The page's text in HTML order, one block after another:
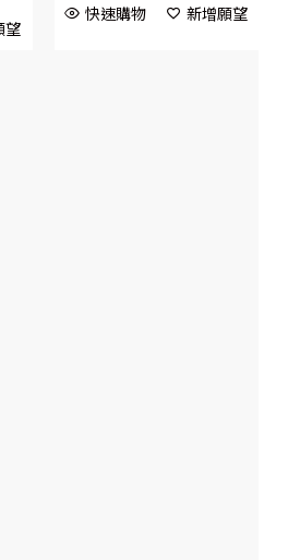
望
快速購物 新增願望